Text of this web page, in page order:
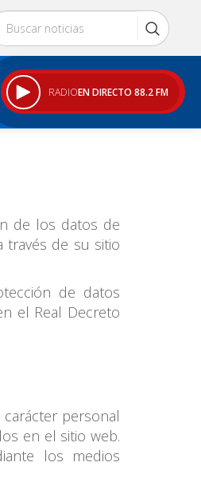
RADIOEN DIRECTO 88.2 FM
de los datos de
través de su sitio
de datos
el Real Decreto
personal
en el sitio web.
los medios